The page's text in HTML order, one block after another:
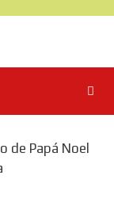
de Papá Noel